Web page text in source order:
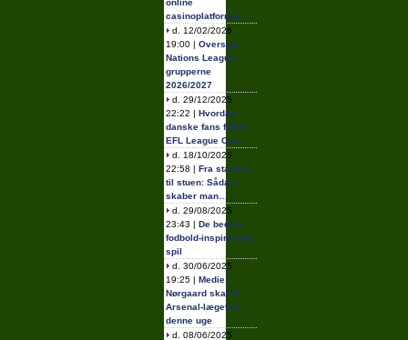
online
casinoplatforme…
d. 12/02/2026
19:00 | Oversigt:
Nations League-
grupperne
2026/2027
d. 29/12/2025
22:22 | Hvordan
danske fans følger
EFL League One…
d. 18/10/2025
22:58 | Fra stadion
til stuen: Sådan
skaber man…
d. 29/08/2025
23:43 | De bedste
fodbold-inspirerede
spil
d. 30/06/2025
19:25 | Medie:
Nørgaard skal til
Arsenal-lægetjek
denne uge
d. 08/06/2025